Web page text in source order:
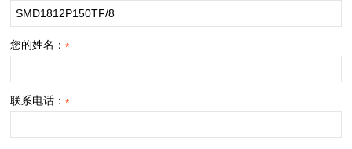
您的姓名：*
联系电话：*